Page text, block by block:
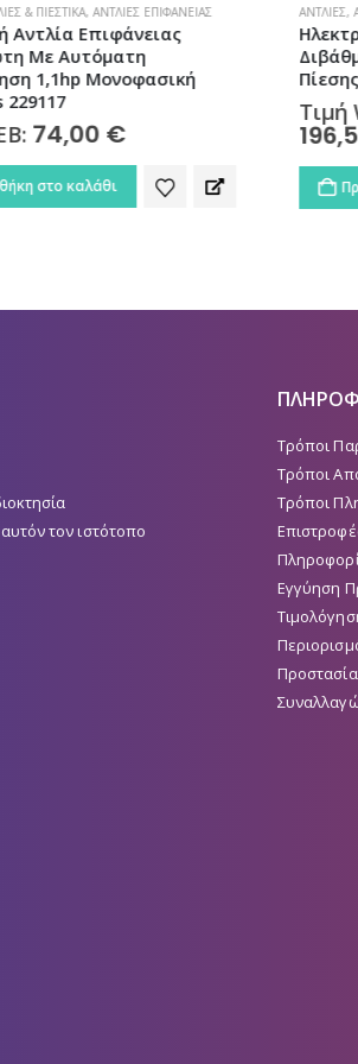
& ΠΙΕΣΤΙΚΆ, ΑΝΤΛΊΕΣ ΕΠΙΦΆΝΕΙΑΣ
Αντλία Επιφάνειας
Με Αυτόματη
1,1hp Μονοφασική
229117
74,00 €
στο καλάθι
ΑΝΤΛΊΕΣ,
Τιμή
τον ιστότοπο
Τρόποι
Τρόποι
Τρόποι
Εγγύηση